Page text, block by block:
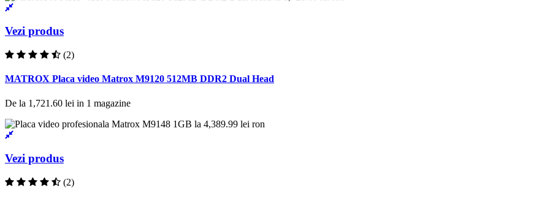
Vezi produs
(2)
MATROX Placa video Matrox M9120 512MB DDR2 Dual Head
De la 1,721.60 lei in 1 magazine
Vezi produs
(2)